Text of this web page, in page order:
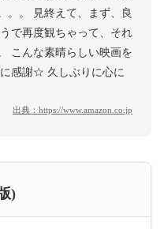
。。 見終えて、まず、良
で再度観ちゃって、それ
こんな素晴らしい映画を
感謝☆ 久しぶりに心に
出典： https://www.amazon.co.jp
)